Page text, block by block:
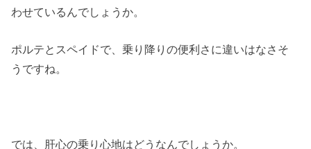
わせているんでしょうか。
ポルテとスペイドで、乗り降りの便利さに違いはなさそ
うですね。
では、肝心の乗り心地はどうなんでしょうか。